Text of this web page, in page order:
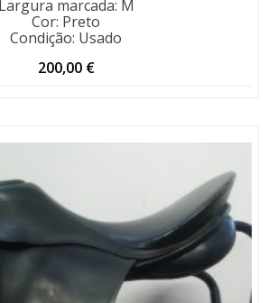
Largura marcada: M
Cor: Preto
Condição: Usado
200,00 €